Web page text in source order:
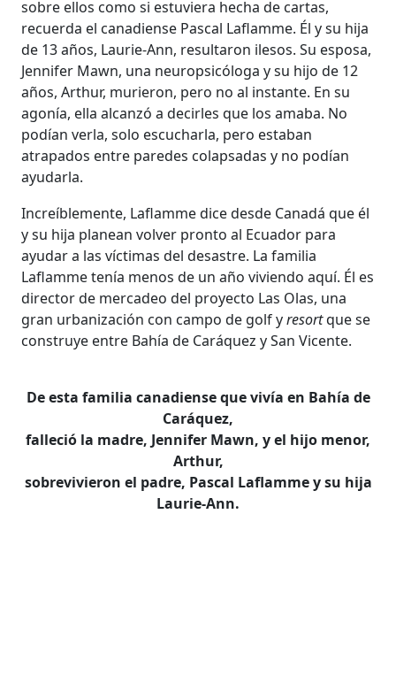
sobre ellos como si estuviera hecha de cartas,
recuerda el canadiense Pascal Laflamme. Él y su hija
de 13 años, Laurie-Ann, resultaron ilesos. Su esposa,
Jennifer Mawn, una neuropsicóloga y su hijo de 12
años, Arthur, murieron, pero no al instante. En su
agonía, ella alcanzó a decirles que los amaba. No
podían verla, solo escucharla, pero estaban
atrapados entre paredes colapsadas y no podían
ayudarla.
Increíblemente, Laflamme dice desde Canadá que él
y su hija planean volver pronto al Ecuador para
ayudar a las víctimas del desastre. La familia
Laflamme tenía menos de un año viviendo aquí. Él es
director de mercadeo del proyecto Las Olas, una
gran urbanización con campo de golf yresortque se
construye entre Bahía de Caráquez y San Vicente.
De esta familia canadiense que vivía en Bahía de
Caráquez,
falleció la madre, Jennifer Mawn, y el hijo menor,
Arthur,
sobrevivieron el padre, Pascal Laflamme y su hija
Laurie-Ann.